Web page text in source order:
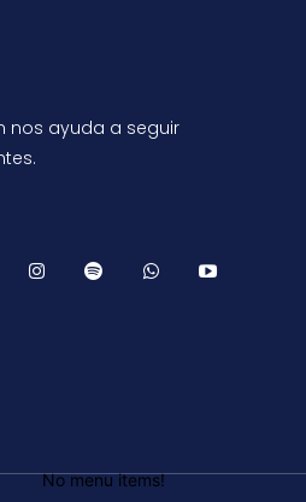
nos ayuda a seguir
No menu items!